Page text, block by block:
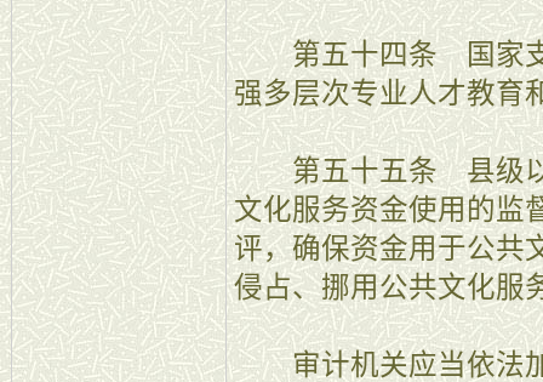
第五十四条 国家支
强多层次专业人才教育
第五十五条 县级以
文化服务资金使用的监
评，确保资金用于公共
侵占、挪用公共文化服
审计机关应当依法加